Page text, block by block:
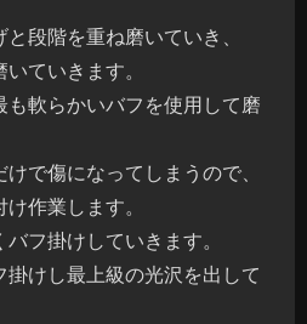
段階を重ね磨いていき、
ていきます。
軟らかいバフを使用して磨
で傷になってしまうので、
作業します。
フ掛けしていきます。
けし最上級の光沢を出して